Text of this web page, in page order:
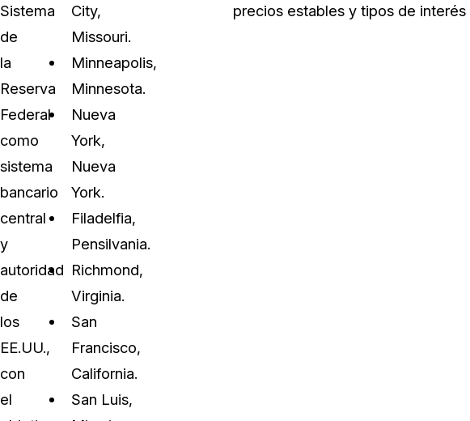
Sistema
de
la
Reserva
Federal
como
sistema
bancario
central
y
autoridad
de
los
EE.UU.,
con
el
City,
Missouri.
Minneapolis,
Minnesota.
Nueva
York,
Nueva
York.
Filadelfia,
Pensilvania.
Richmond,
Virginia.
San
Francisco,
California.
San Luis,
precios estables y tipos de